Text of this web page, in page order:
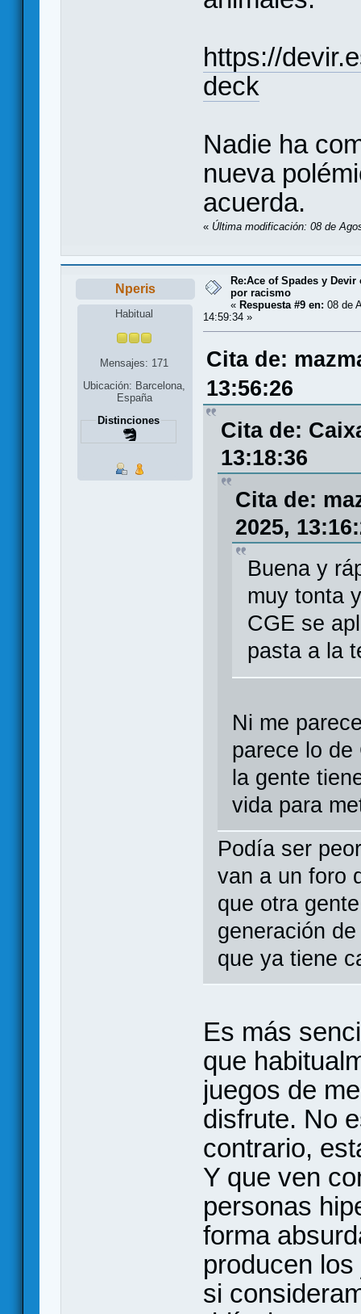
https://
deck
Nadie ha
nueva
acuerda.
« Última modificación: 08 de
Nperis
Habitual
Mensajes: 171
Ubicación: Barcelona,
España
Distinciones
Re:Ace of Spades y
por racismo
« Respuesta #9 en: 08 de
14:59:34 »
Cita de:
13:56:26
Cita de:
13:18:36
Cita de:
2025,
Buena y
muy tonta
CGE se
pasta a la
Ni me
parece lo de
la gente
vida para
Podía ser
van a un foro
que otra
generación
que ya tiene
Es más
que
juegos de
disfrute. No
contrario,
Y que ven
personas
forma
producen
si